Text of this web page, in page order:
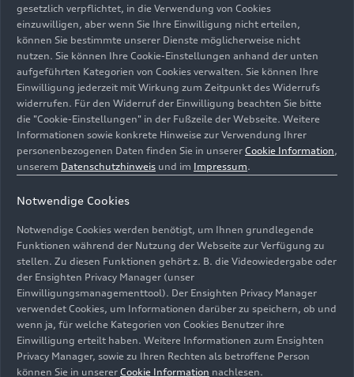
Bezugsmaterialien und Dekoreinlagen sowie das
Innenlicht fügen sich perfekt in die futuristische
Lounge-Atmosphäre ein.
Konsequent digitalisiert:
das MMI touch response
und die Online-
Sprachbedienung
neuen A8 begonnene Digitalisierungsstrategie
fort und übernimmt das MMI touch response-
Konzept mit akustisch-haptischem Feedback:
Löst der Finger auf dem Display eine Funktion
aus, erfolgt ein spür- und hörbarer Klick als
Bestätigung. Das obere Display dient zur
Steuerung des Infotainments, das untere eröffnet
den Zugriff auf Klimatisierung,
gesetzlich verpflichtet, in die Verwendung von Cookies
einzuwilligen, aber wenn Sie Ihre Einwilligung nicht erteilen,
können Sie bestimmte unserer Dienste möglicherweise nicht
nutzen. Sie können Ihre Cookie-Einstellungen anhand der unten
aufgeführten Kategorien von Cookies verwalten. Sie können Ihre
Einwilligung jederzeit mit Wirkung zum Zeitpunkt des Widerrufs
widerrufen. Für den Widerruf der Einwilligung beachten Sie bitte
die "Cookie-Einstellungen" in der Fußzeile der Webseite. Weitere
Informationen sowie konkrete Hinweise zur Verwendung Ihrer
personenbezogenen Daten finden Sie in unserer Cookie Information,
unserem Datenschutzhinweis und im Impressum.
Notwendige Cookies
Notwendige Cookies werden benötigt, um Ihnen grundlegende
Funktionen während der Nutzung der Webseite zur Verfügung zu
stellen. Zu diesen Funktionen gehört z. B. die Videowiedergabe oder
der Ensighten Privacy Manager (unser
Einwilligungsmanagementtool). Der Ensighten Privacy Manager
verwendet Cookies, um Informationen darüber zu speichern, ob und
wenn ja, für welche Kategorien von Cookies Benutzer ihre
Einwilligung erteilt haben. Weitere Informationen zum Ensighten
Privacy Manager, sowie zu Ihren Rechten als betroffene Person
können Sie in unserer Cookie Information nachlesen.